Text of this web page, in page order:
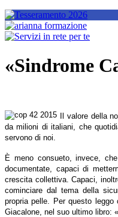
«Sindrome
Il valore della
da milioni di italiani, che
servono di noi.
È meno consueto, invece,
documentate, capaci di
crescita collettiva. Capaci,
cominciare dal tema della
propria pelle. Per questo
Giacalone, nel suo ultimo libro: